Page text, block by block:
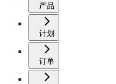
产品
计划
订单